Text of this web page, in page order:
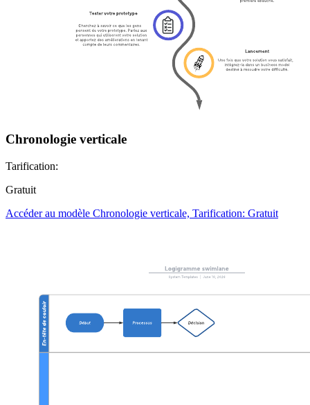
Chronologie verticale
Tarification:
Gratuit
Accéder au modèle Chronologie verticale, Tarification: Gratuit